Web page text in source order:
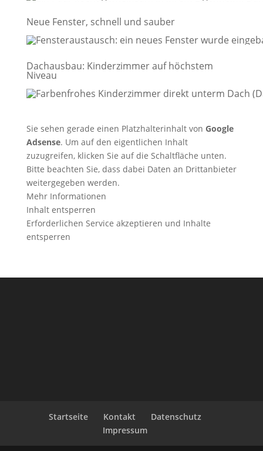
Neue Fenster, schnell und sauber
Dachausbau: Kinderzimmer auf höchstem
Niveau
Sie sehen gerade einen Platzhalterinhalt von Google
Adsense. Um auf den eigentlichen Inhalt
zuzugreifen, klicken Sie auf die Schaltfläche unten.
Bitte beachten Sie, dass dabei Daten an Drittanbieter
weitergegeben werden.
Mehr Informationen
Inhalt entsperren
Erforderlichen Service akzeptieren und Inhalte
entsperren
Startseite Kontakt
Datenschutz
Impressum